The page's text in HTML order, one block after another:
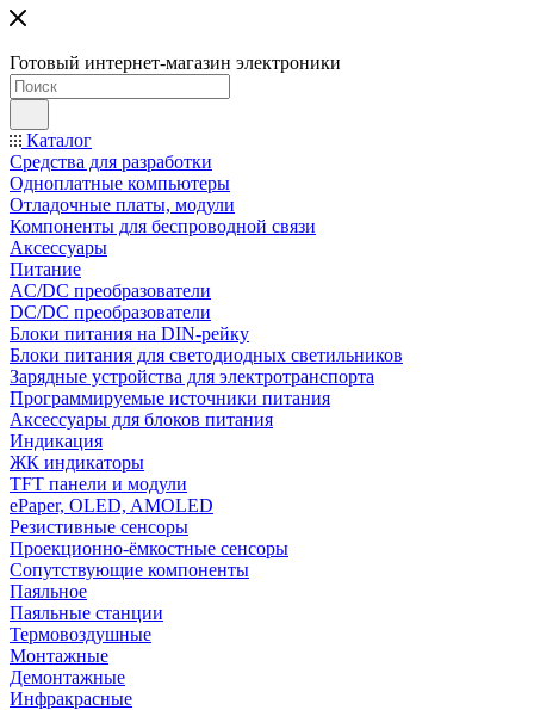
Готовый интернет-магазин электроники
Каталог
Средства для разработки
Одноплатные компьютеры
Отладочные платы, модули
Компоненты для беспроводной связи
Аксессуары
Питание
AC/DC преобразователи
DC/DC преобразователи
Блоки питания на DIN-рейку
Блоки питания для светодиодных светильников
Зарядные устройства для электротранспорта
Программируемые источники питания
Аксессуары для блоков питания
Индикация
ЖК индикаторы
TFT панели и модули
ePaper, OLED, AMOLED
Резистивные сенсоры
Проекционно-ёмкостные сенсоры
Сопутствующие компоненты
Паяльное
Паяльные станции
Термовоздушные
Монтажные
Демонтажные
Инфракрасные